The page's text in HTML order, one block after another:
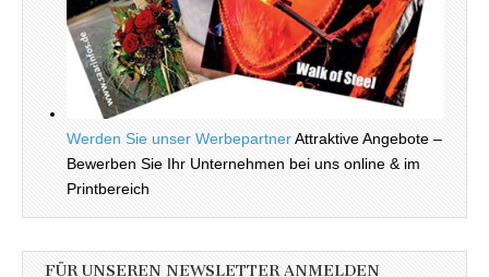
Werden Sie unser WerbepartnerAttraktive Angebote –
Bewerben Sie Ihr Unternehmen bei uns online & im
Printbereich
FÜR UNSEREN NEWSLETTER ANMELDEN